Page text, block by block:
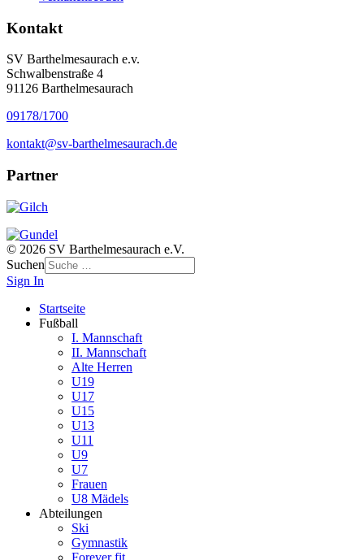
Kontakt
SV Barthelmesaurach e.v.
Schwalbenstraße 4
91126 Barthelmesaurach
09178/1700
kontakt@sv-barthelmesaurach.de
Partner
© 2026 SV Barthelmesaurach e.V.
Suchen
Sign In
Startseite
Fußball
I. Mannschaft
II. Mannschaft
Alte Herren
U19
U17
U15
U13
U11
U9
U7
Frauen
U8 Mädels
Abteilungen
Ski
Gymnastik
Forever fit